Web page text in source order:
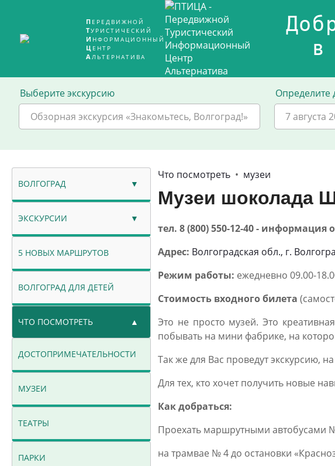
ПЕРЕДВИЖНОЙ
ТУРИСТИЧЕСКИЙ
ИНФОРМАЦИОННЫЙ
ЦЕНТР
АЛЬТЕРНАТИВА
в
Выберите экскурсию
Обзорная экскурсия «Знакомьтесь, Волгоград!»
Определите
ВОЛГОГРАД
ЭКСКУРСИИ
5 НОВЫХ МАРШРУТОВ
ВОЛГОГРАД ДЛЯ ДЕТЕЙ
ЧТО ПОСМОТРЕТЬ
ДОСТОПРИМЕЧАТЕЛЬНОСТИ
МУЗЕИ
ТЕАТРЫ
ПАРКИ
Что посмотреть • музеи
Музеи шоколада
тел. 8 (800) 550-12-40 - информация
Адрес: Волгоградская обл., г.
Режим работы: ежедневно 09.00-
Стоимость входного билета
Это не просто музей. Это
побывать на мини фабрике, на
Так же для Вас проведут экскурсию,
Для тех, кто хочет получить новые
Как добраться:
Проехать маршрутными автобусами
на трамвае № 4 до остановки